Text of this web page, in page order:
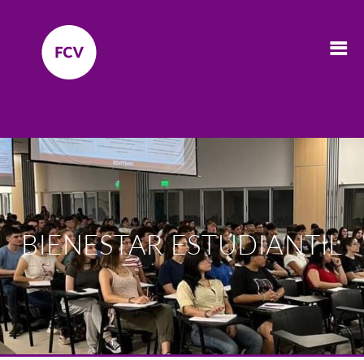
BIENESTAR ESTUDIANTIL